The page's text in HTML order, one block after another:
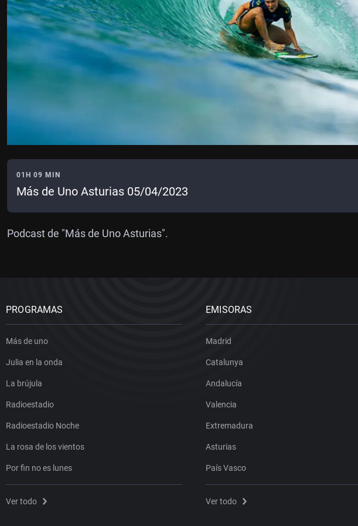
01H 09 MIN
Más de Uno Asturias 05/04/2023
Podcast de "Más de Uno Asturias".
PROGRAMAS
Más de uno
Julia en la onda
La brújula
Radioestadio
Radioestadio Noche
La rosa de los vientos
Por fin no es lunes
Ver todo
EMISORAS
Madrid
Catalunya
Andalucía
Valencia
Extremadura
Asturias
País Vasco
Ver todo